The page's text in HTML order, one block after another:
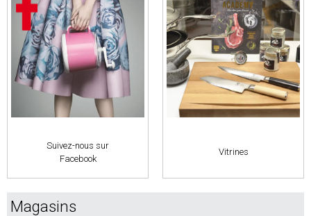
Suivez-nous sur
Facebook
Vitrines
Magasins